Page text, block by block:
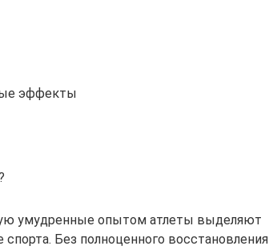
эффекты
умудренные опытом атлеты выделяют
Без полноценного восстановления